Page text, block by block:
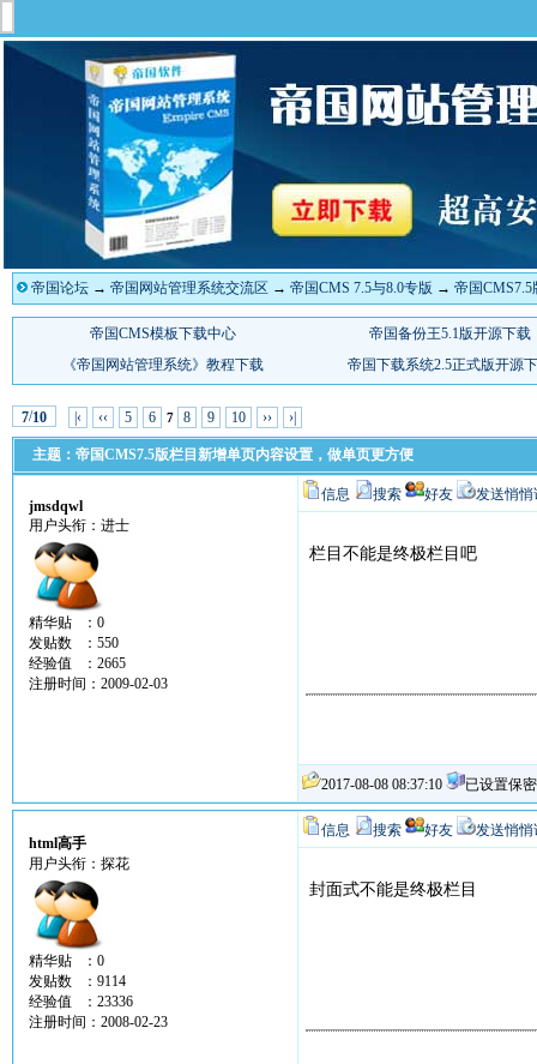
帝国论坛 → 帝国网站管理系统交流区 → 帝国CMS 7.5与8.0专版 → 帝国
7/10 |‹ ‹‹ 5 6 7 8 9 10 ›› ›|
主题：帝国CMS7.5版栏目新增单页内容设置，做单页更方便
jmsdqwl
用户头衔：进士
精华贴 ：0
发贴数 ：550
经验值 ：2665
注册时间：2009-02-03
信息 搜索 好友 发送悄悄
栏目不能是终极栏目吧
2017-08-08 08:37:10 已设置保密
html高手
用户头衔：探花
精华贴 ：0
发贴数 ：9114
经验值 ：23336
注册时间：2008-02-23
信息 搜索 好友 发送悄悄
封面式不能是终极栏目